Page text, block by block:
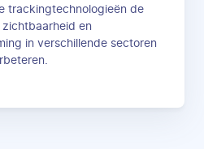
trackingtechnologieën de
en
in verschillende sectoren